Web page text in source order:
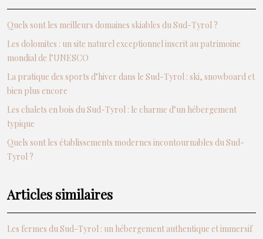
Quels sont les meilleurs domaines skiables du Sud-Tyrol ?
Les dolomites : un site naturel exceptionnel inscrit au patrimoine
mondial de l’UNESCO
La pratique des sports d’hiver dans le Sud-Tyrol : ski, snowboard et
bien plus encore
Les chalets en bois du Sud-Tyrol : le charme d’un hébergement
typique
Quels sont les établissements modernes incontournables du Sud-
Tyrol ?
Articles similaires
Les fermes du Sud-Tyrol : un hébergement authentique et immersif